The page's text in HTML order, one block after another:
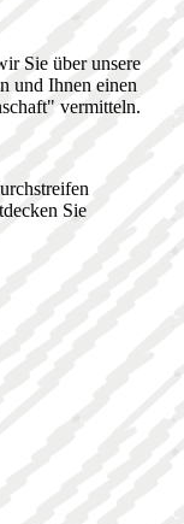
Sie über unsere
und Ihnen einen
vermitteln.
Sie